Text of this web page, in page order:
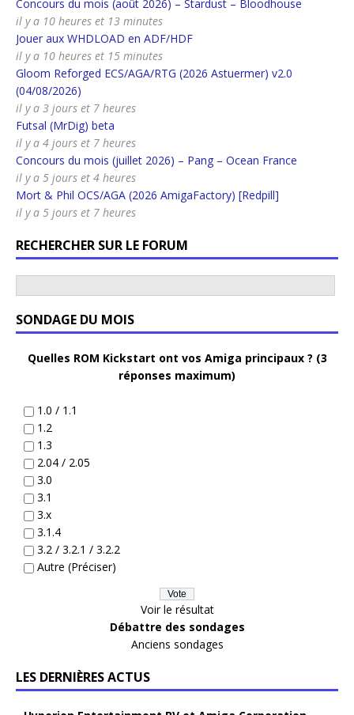
Concours du mois (août 2026) – Stardust – Bloodhouse
il y a 10 heures et 13 minutes
Jouer aux WHDLOAD en ADF/HDF
il y a 10 heures et 15 minutes
Gloom Reforged ECS/AGA/RTG (2026 Astuermer) v2.0
(04/08/2026)
il y a 3 jours et 7 heures
Futsal (MrDig) beta
il y a 4 jours et 7 heures
Concours du mois (juillet 2026) – Pang – Ocean France
il y a 5 jours et 4 heures
Mort & Phil OCS/AGA (2026 AmigaFactory) [Redpill]
il y a 5 jours et 7 heures
RECHERCHER SUR LE FORUM
SONDAGE DU MOIS
Quelles ROM Kickstart ont vos Amiga principaux ? (3
réponses maximum)
1.0 / 1.1
1.2
1.3
2.04 / 2.05
3.0
3.1
3.x
3.1.4
3.2 / 3.2.1 / 3.2.2
Autre (Préciser)
Voir le résultat
Débattre des sondages
Anciens sondages
LES DERNIÈRES ACTUS